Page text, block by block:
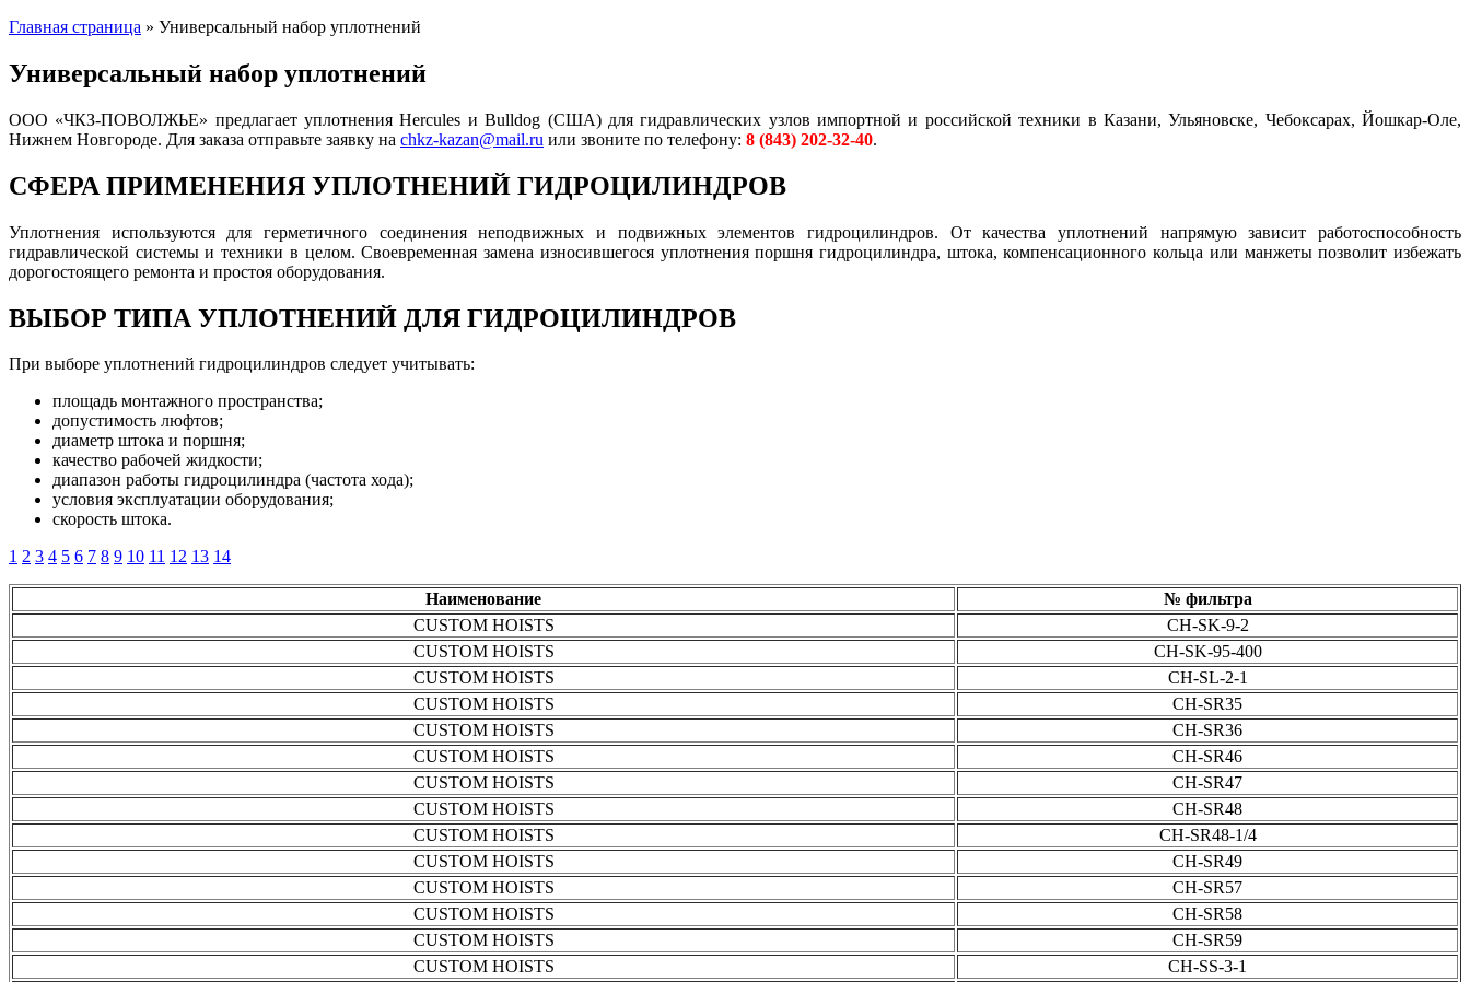
Главная страница » Универсальный набор уплотнений
Универсальный набор уплотнений
ООО «ЧКЗ-ПОВОЛЖЬЕ» предлагает уплотнения Hercules и Bulldog (США) для гидравлических узлов импортной и российской техники в Казани, Ульяновске, Чебоксарах, Йошкар-Оле,
Нижнем Новгороде. Для заказа отправьте заявку на chkz-kazan@mail.ru или звоните по телефону: 8 (843) 202-32-40.
СФЕРА ПРИМЕНЕНИЯ УПЛОТНЕНИЙ ГИДРОЦИЛИНДРОВ
Уплотнения используются для герметичного соединения неподвижных и подвижных элементов гидроцилиндров. От качества уплотнений напрямую зависит работоспособность
гидравлической системы и техники в целом.Своевременная замена износившегося уплотнения поршня гидроцилиндра, штока, компенсационного кольца или манжеты позволит избежать
дорогостоящего ремонта и простоя оборудования.
ВЫБОР ТИПА УПЛОТНЕНИЙ ДЛЯ ГИДРОЦИЛИНДРОВ
При выборе уплотнений гидроцилиндров следует учитывать:
площадь монтажного пространства;
допустимость люфтов;
диаметр штока и поршня;
качество рабочей жидкости;
диапазон работы гидроцилиндра (частота хода);
условия эксплуатации оборудования;
скорость штока.
1 2 3 4 5 6 7 8 9 10 11 12 13 14
Наименование
№ фильтра
CUSTOM HOISTS
CH-SK-9-2
CUSTOM HOISTS
CH-SK-95-400
CUSTOM HOISTS
CH-SL-2-1
CUSTOM HOISTS
CH-SR35
CUSTOM HOISTS
CH-SR36
CUSTOM HOISTS
CH-SR46
CUSTOM HOISTS
CH-SR47
CUSTOM HOISTS
CH-SR48
CUSTOM HOISTS
CH-SR48-1/4
CUSTOM HOISTS
CH-SR49
CUSTOM HOISTS
CH-SR57
CUSTOM HOISTS
CH-SR58
CUSTOM HOISTS
CH-SR59
CUSTOM HOISTS
CH-SS-3-1